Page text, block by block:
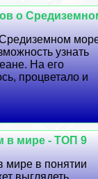
о
узнать
На его
процветало и
в мире - ТОП 9
в понятии